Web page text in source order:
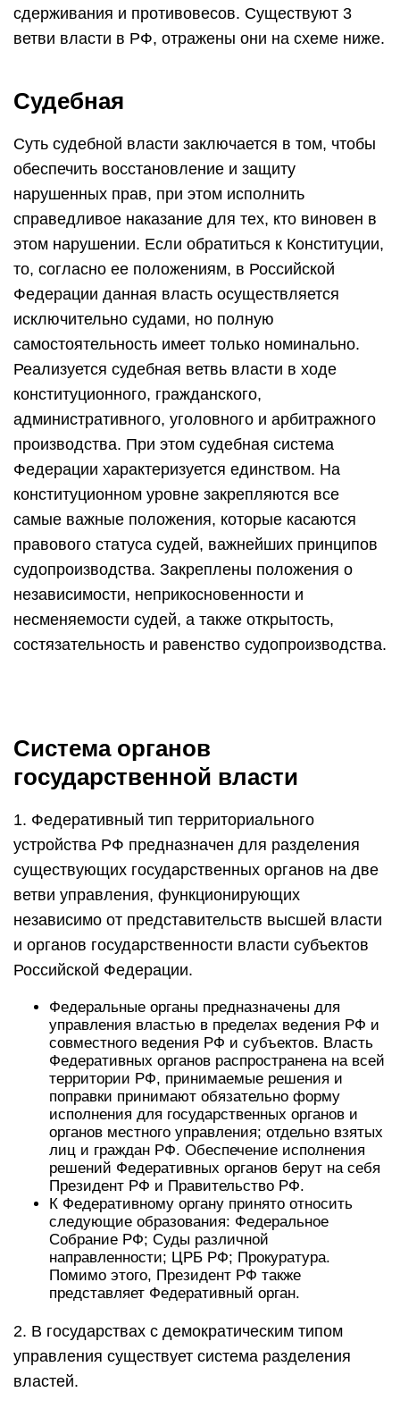
сдерживания и противовесов. Существуют 3
ветви власти в РФ, отражены они на схеме ниже.
Судебная
Суть судебной власти заключается в том, чтобы
обеспечить восстановление и защиту
нарушенных прав, при этом исполнить
справедливое наказание для тех, кто виновен в
этом нарушении. Если обратиться к Конституции,
то, согласно ее положениям, в Российской
Федерации данная власть осуществляется
исключительно судами, но полную
самостоятельность имеет только номинально.
Реализуется судебная ветвь власти в ходе
конституционного, гражданского,
административного, уголовного и арбитражного
производства. При этом судебная система
Федерации характеризуется единством. На
конституционном уровне закрепляются все
самые важные положения, которые касаются
правового статуса судей, важнейших принципов
судопроизводства. Закреплены положения о
независимости, неприкосновенности и
несменяемости судей, а также открытость,
состязательность и равенство судопроизводства.
Система органов
государственной власти
1. Федеративный тип территориального
устройства РФ предназначен для разделения
существующих государственных органов на две
ветви управления, функционирующих
независимо от представительств высшей власти
и органов государственности власти субъектов
Российской Федерации.
Федеральные органы предназначены для
управления властью в пределах ведения РФ и
совместного ведения РФ и субъектов. Власть
Федеративных органов распространена на всей
территории РФ, принимаемые решения и
поправки принимают обязательно форму
исполнения для государственных органов и
органов местного управления; отдельно взятых
лиц и граждан РФ. Обеспечение исполнения
решений Федеративных органов берут на себя
Президент РФ и Правительство РФ.
К Федеративному органу принято относить
следующие образования: Федеральное
Собрание РФ; Суды различной
направленности; ЦРБ РФ; Прокуратура.
Помимо этого, Президент РФ также
представляет Федеративный орган.
2. В государствах с демократическим типом
управления существует система разделения
властей.